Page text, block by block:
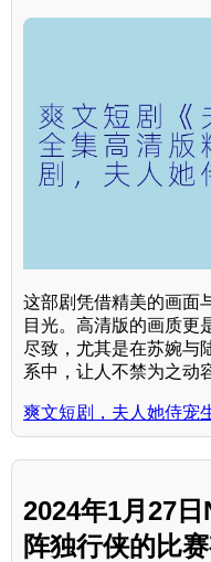
这部剧凭借精美的画面
目光。高清版的画质更
尽致，尤其是在苏婉与
系中，让人不禁为之动
爽文短剧，夫人她侍宠
2024年1月27
阵独行侠的比